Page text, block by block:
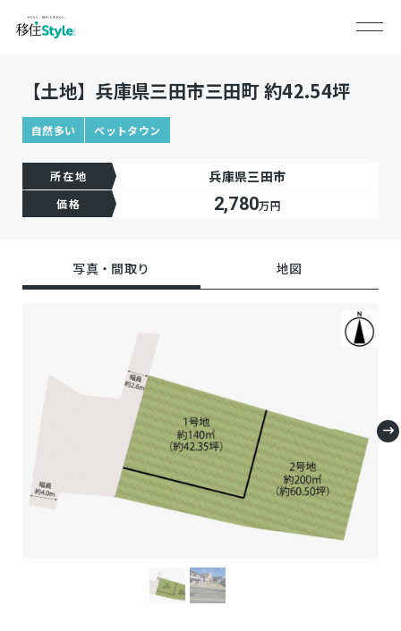
【土地】兵庫県三田市三田町 約42.54坪
自然多い ベットタウン
所在地 兵庫県三田市
価格 2,780万円
写真・間取り 地図